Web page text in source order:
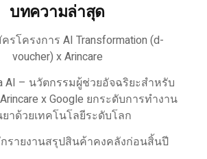
บทความล่าสุด
โครงการ AI Transformation (d-
voucher) x Arincare
AI – นวัตกรรมผู้ช่วยอัจฉริยะสำหรับ
x Google ยกระดับการทำงาน
าด้วยเทคโนโลยีระดับโลก
รายงานสรุปสินค้าคงคลังก่อนสิ้นปี